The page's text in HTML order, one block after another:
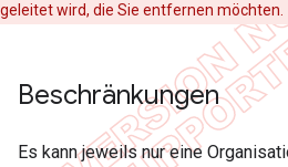
geleitet wird, die Sie entfernen möchten.
Beschränkungen
Es kann jeweils nur eine